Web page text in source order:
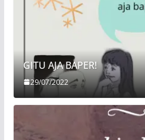
GITU AJA BAPER!
29/07/2022